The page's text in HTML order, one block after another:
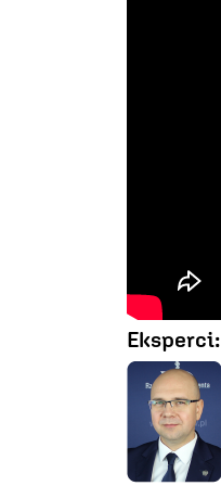
Eksperci: